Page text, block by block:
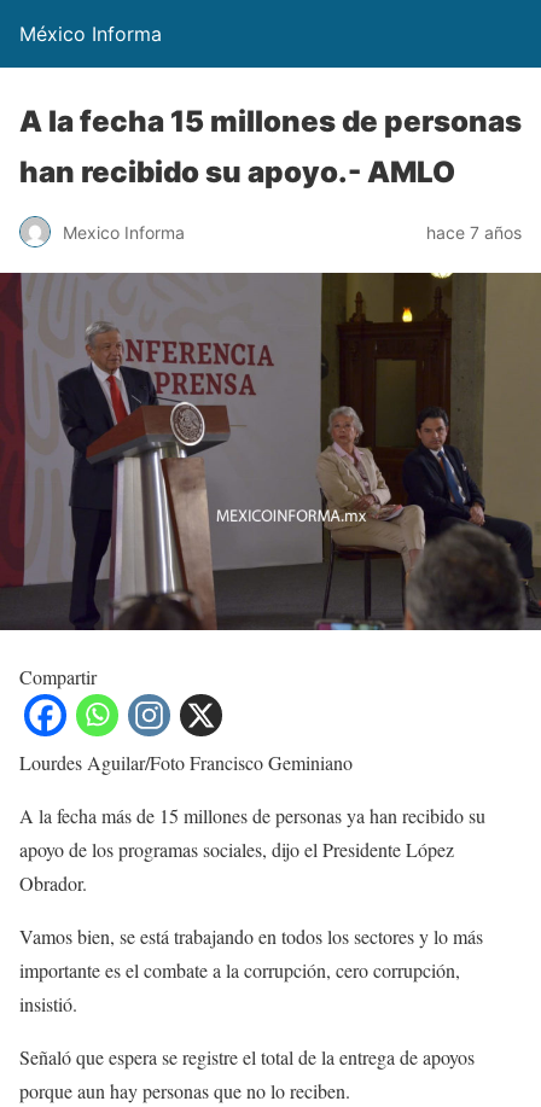
México Informa
A la fecha 15 millones de personas
han recibido su apoyo.- AMLO
Mexico Informa hace 7 años
Compartir
Lourdes Aguilar/Foto Francisco Geminiano
A la fecha más de 15 millones de personas ya han recibido su
apoyo de los programas sociales, dijo el Presidente López
Obrador.
Vamos bien, se está trabajando en todos los sectores y lo más
importante es el combate a la corrupción, cero corrupción,
insistió.
Señaló que espera se registre el total de la entrega de apoyos
porque aun hay personas que no lo reciben.